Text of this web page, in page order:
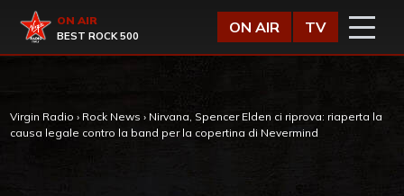
Virgin Radio
ON AIR
BEST ROCK 500
ON AIR TV
Virgin Radio › Rock News › Nirvana, Spencer Elden ci riprova: riaperta la
causa legale contro la band per la copertina di Nevermind